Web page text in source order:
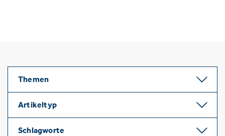
Themen
Artikeltyp
Schlagworte